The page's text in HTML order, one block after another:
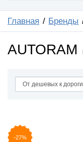
Главная Бренды
AUTORAM
-27%